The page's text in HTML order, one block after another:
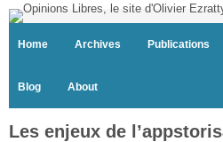
Home Archives Publications
Blog About
Les enjeux de